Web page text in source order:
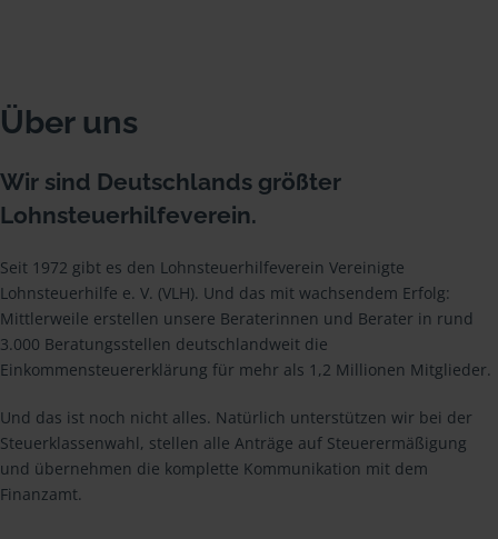
Über uns
Wir sind Deutschlands größter
Lohnsteuerhilfeverein.
Seit 1972 gibt es den Lohnsteuerhilfeverein Vereinigte
Lohnsteuerhilfe e. V. (VLH). Und das mit wachsendem Erfolg:
Mittlerweile erstellen unsere Beraterinnen und Berater in rund
3.000 Beratungsstellen deutschlandweit die
Einkommensteuererklärung für mehr als 1,2 Millionen Mitglieder.
Und das ist noch nicht alles. Natürlich unterstützen wir bei der
Steuerklassenwahl, stellen alle Anträge auf Steuerermäßigung
und übernehmen die komplette Kommunikation mit dem
Finanzamt.